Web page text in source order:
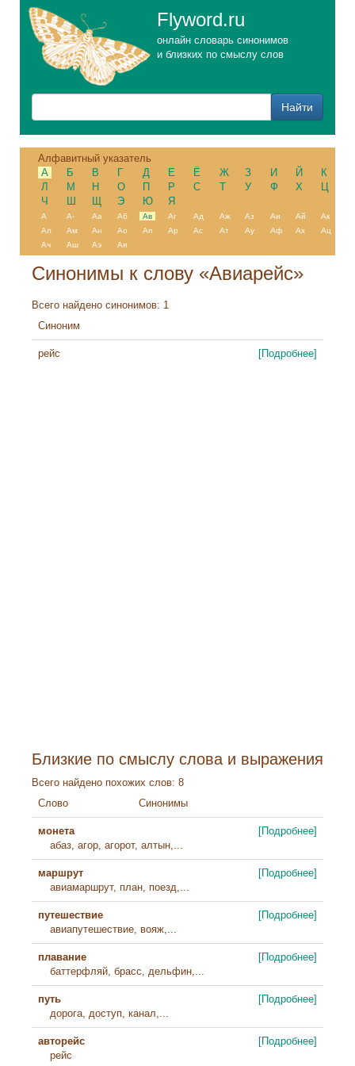
Flyword.ru
онлайн словарь синонимов
и близких по смыслу слов
Алфавитный указатель
А
Б В Г Д Е Ё Ж З И Й
К
Л
М Н О П Р С Т У Ф Х
Ц
Ч
Ш Щ Э Ю Я
А А- Аа Аб Ав Аг Ад Аж Аз Аи Ай
Ак
Ал
Ам Ан Ао Ап Ар Ас Ат Ау Аф Ах
Ац
Ач
Аш Аэ Ая
Синонимы к слову «Авиарейс»
Всего найдено синонимов: 1
Синоним
рейс [Подробнее]
Близкие по смыслу слова и выражения
Всего найдено похожих слов: 8
Слово
Синонимы
монета
абаз, агор, агорот, алтын,...
[Подробнее]
маршрут
авиамаршрут, план, поезд,...
[Подробнее]
путешествие
авиапутешествие, вояж,...
[Подробнее]
плавание
баттерфляй, брасс, дельфин,...
[Подробнее]
путь
дорога, доступ, канал,...
[Подробнее]
авторейс
рейс
[Подробнее]